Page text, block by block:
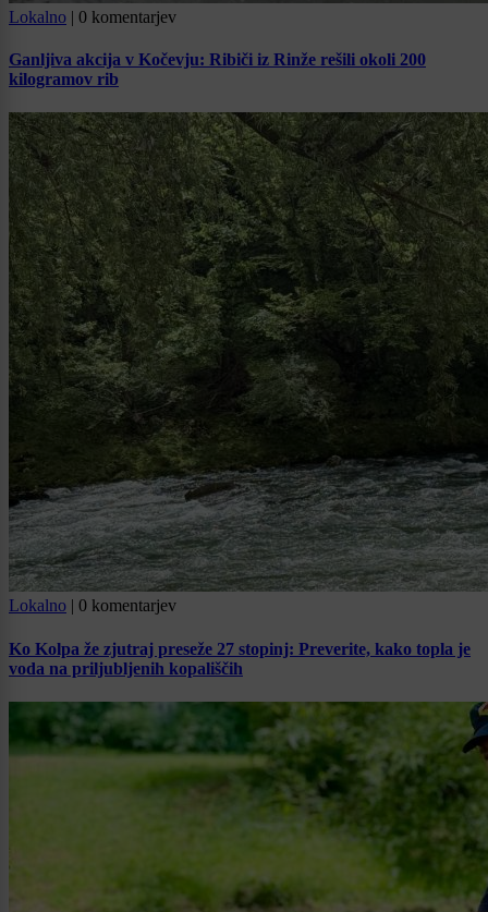
Lokalno | 0 komentarjev
Ganljiva akcija v Kočevju: Ribiči iz Rinže rešili okoli 200
kilogramov rib
Lokalno 0 komentarjev
Ko Kolpa že zjutraj preseže 27 stopinj: Preverite, kako topla je
voda na priljubljenih kopališčih